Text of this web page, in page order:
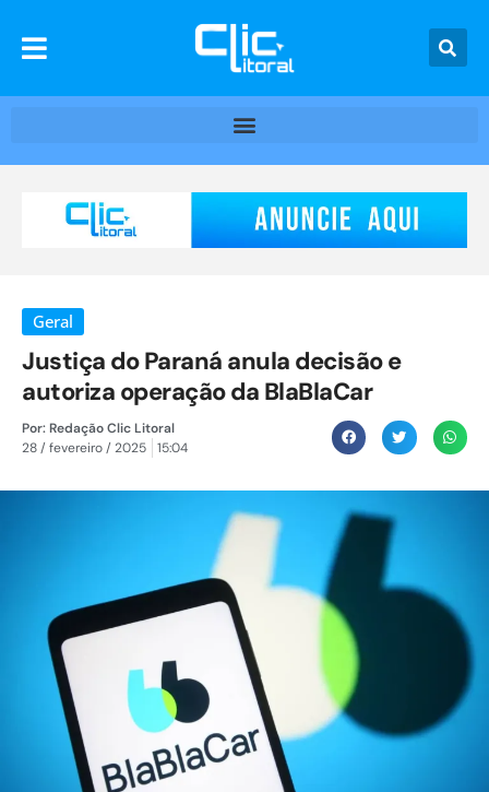
Geral
Justiça do Paraná anula decisão e
autoriza operação da BlaBlaCar
Por:Redação Clic Litoral
28 / fevereiro / 2025
15:04